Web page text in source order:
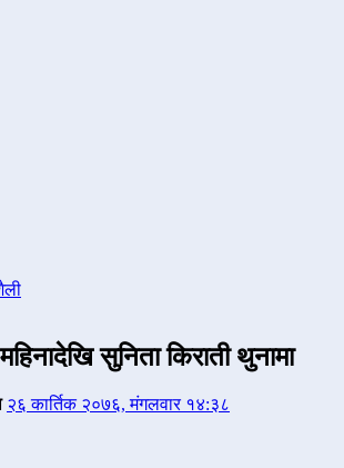
सुनिता किराती थुनामा
२६ कार्तिक २०७६, मंगलवार १४:३८